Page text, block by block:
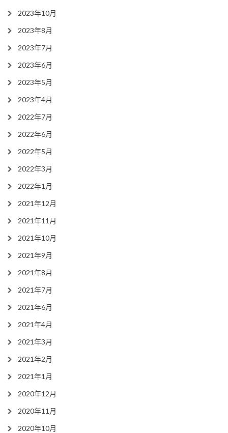
2023年10月
2023年8月
2023年7月
2023年6月
2023年5月
2023年4月
2022年7月
2022年6月
2022年5月
2022年3月
2022年1月
2021年12月
2021年11月
2021年10月
2021年9月
2021年8月
2021年7月
2021年6月
2021年4月
2021年3月
2021年2月
2021年1月
2020年12月
2020年11月
2020年10月